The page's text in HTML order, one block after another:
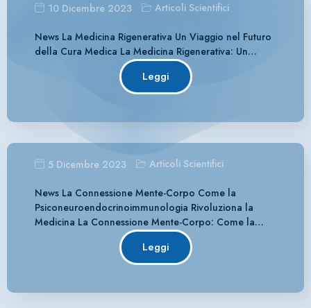
10 Dicembre 2023 Articoli Scientifici
News La Medicina Rigenerativa Un Viaggio nel Futuro
della Cura Medica La Medicina Rigenerativa: Un…
Leggi
5 Dicembre 2023 Articoli Scientifici
News La Connessione Mente-Corpo Come la
Psiconeuroendocrinoimmunologia Rivoluziona la
Medicina La Connessione Mente-Corpo: Come la…
Leggi